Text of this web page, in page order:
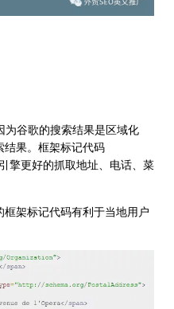
为谷歌的搜索结果是区域化
结果。框架标记代码
擎更好的抓取地址、电话、菜
架标记代码有利于当地用户